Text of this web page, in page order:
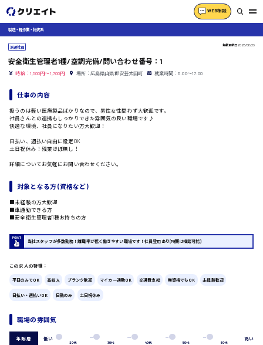
WEB相談
製造オペレーター
ピッキング・仕分け
軽作業
広島市中区
広島市東区
時給1200円～
製造・軽作業・物流系
派遣社員 掲載更新日2026/06/23
安全衛生管理者1種/空調完備/問い合わせ番号：1
時給：1,500円～1,700円 場所：広島県山県郡安芸太田町 就業時間：8:00〜17:00
仕事の内容
扱うのは軽い医療製品ばかりなので、男性女性問わず大歓迎です。
社員さんとの連携もしっかりできた雰囲気の良い職場です♪
快適な環境、社員になりたい方大歓迎！
日払い、週払い自由に設定OK
土日祝休み！残業ほぼ無し！
詳細についてお気軽にお問い合わせください。
対象となる方 (資格など)
■未経験の方大歓迎
■車通勤できる方
■安全衛生管理者1種お持ちの方
当社スタッフが多数勤務！離職率が低く働きやすい職場です！社員登用あり(時期は相談可能)
この求人の特徴：
平日のみでOK 高収入 ブランク歓迎 マイカー通勤OK 交通費支給 無資格でもOK 未経験歓迎
日払い・週払いOK 日勤のみ 土日祝休み
職場の雰囲気
年齢層 低い
20代 30代 40代 50代 60代
高い